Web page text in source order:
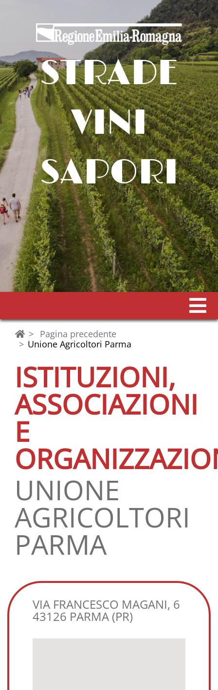
STRADE
VINI
SAPORI
Pagina precedente
Unione Agricoltori Parma
ISTITUZIONI,
ASSOCIAZIONI
E
UNIONE
AGRICOLTORI
PARMA
VIA FRANCESCO MAGANI, 6
43126 PARMA (PR)